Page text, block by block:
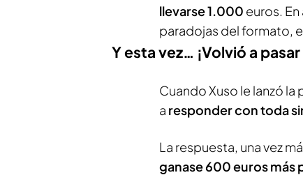
llevarse 1.000 euros.
paradojas del formato,
Y esta vez… ¡Volvió a
Cuando Xuso le lanzó la
a responder con toda
La respuesta, una vez
ganase 600 euros más